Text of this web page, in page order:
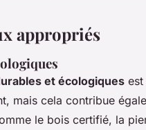
appropriés
et écologiques
mais cela contribue
le bois certifié, la